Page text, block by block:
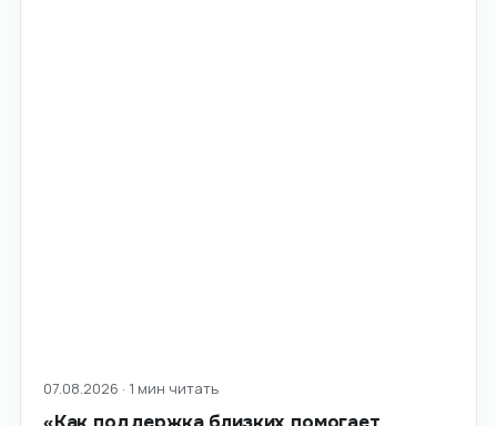
07.08.2026 · 1 мин читать